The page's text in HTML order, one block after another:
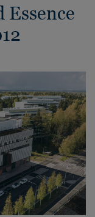
Essence